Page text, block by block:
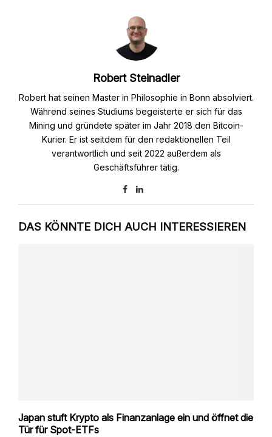
Robert Steinadler
Robert hat seinen Master in Philosophie in Bonn absolviert.
Während seines Studiums begeisterte er sich für das
Mining und gründete später im Jahr 2018 den Bitcoin-
Kurier. Er ist seitdem für den redaktionellen Teil
verantwortlich und seit 2022 außerdem als
Geschäftsführer tätig.
DAS KÖNNTE DICH AUCH INTERESSIEREN
Japan stuft Krypto als Finanzanlage ein und öffnet die
Tür für Spot-ETFs